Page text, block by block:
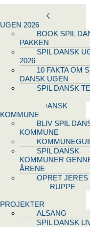
SPIL DANSK
UGEN 2026
BOOK SPIL
PAKKEN
SPIL DANSK
2026
10 FAKTA OM
DANSK UGEN
SPIL DANSK
BLIV SPIL DANSK
KOMMUNE
BLIV SPIL
KOMMUNE
SPIL DANSK
KOMMUNER
ÅRENE
OPRET JERES
STYREGRUPPE
PROJEKTER
ALSANG
SPIL DANSK